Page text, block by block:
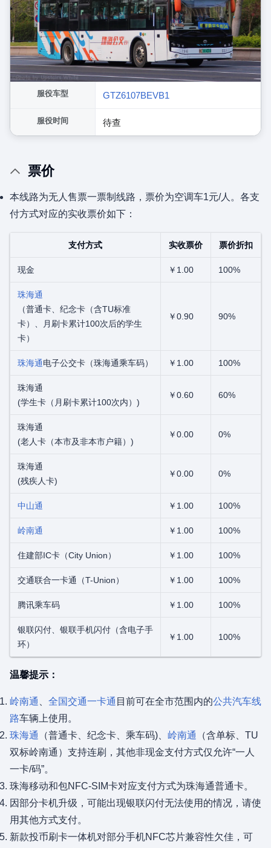
服役车型 GTZ6107BEVB1
服役时间 待查
票价
本线路为无人售票一票制线路，票价为空调车1元/人。各支
付方式对应的实收票价如下：
支付方式 实收票价 票价折扣
现金 ￥1.00 100%
珠海通
（普通卡、纪念卡（含TU标准
卡）、月刷卡累计100次后的学生
卡）
￥0.90 90%
珠海通电子公交卡（珠海通乘车码） ￥1.00 100%
珠海通
(学生卡（月刷卡累计100次内）)
￥0.60 60%
珠海通
(老人卡（本市及非本市户籍）)
￥0.00 0%
珠海通
(残疾人卡)
￥0.00 0%
中山通 ￥1.00 100%
岭南通 ￥1.00 100%
住建部IC卡（City Union） ￥1.00 100%
交通联合一卡通（T-Union） ￥1.00 100%
腾讯乘车码 ￥1.00 100%
银联闪付、银联手机闪付（含电子手
环）
￥1.00 100%
温馨提示：
岭南通 全国交通一卡通 目前可在全市范围内的公共汽车线
路车辆上使用。
珠海通
（普通卡、纪念卡、乘车码)、 岭南通
（含单标、TU
双标岭南通）支持连刷，其他非现金支付方式仅允许“一人
一卡/码”。
珠海移动和包NFC-SIM卡对应支付方式为珠海通普通卡。
因部分卡机升级，可能出现银联闪付无法使用的情况，请使
用其他方式支付。
新款投币刷卡一体机对部分手机NFC芯片兼容性欠佳，可